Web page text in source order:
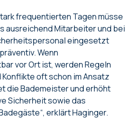
frequentierten Tagen müsse
ausreichend Mitarbeiter und bei
eingesetzt
Wenn
vor Ort ist, werden Regeln
oft schon im Ansatz
die Bademeister und erhöht
Sicherheit sowie das
erklärt Haginger.